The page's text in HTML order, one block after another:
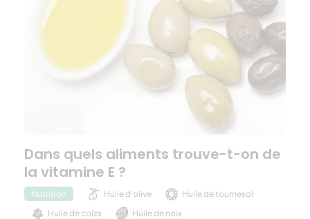
Dans quels aliments trouve-t-on de
la vitamine E ?
Nutrition Huile d'olive
Huile de tournesol
Huile de colza
Huile de noix